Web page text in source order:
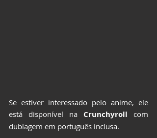
Se estiver interessado pelo anime, ele
está disponível na Crunchyroll com
dublagem em português inclusa.